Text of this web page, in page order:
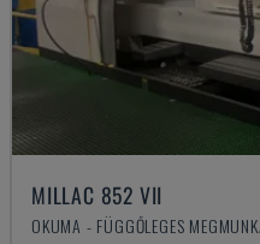
MILLAC 852 VII
OKUMA - FÜGGŐLEGES